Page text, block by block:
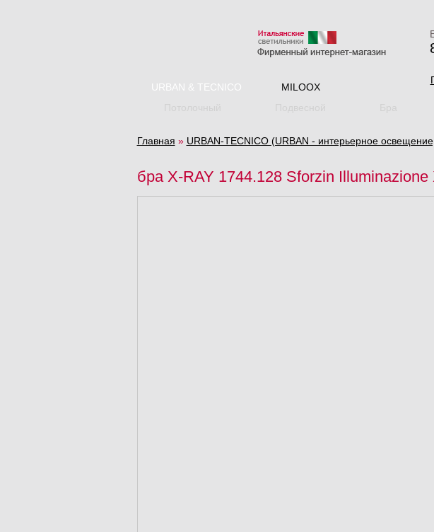
URBAN & TECNICO MILOOX
Главная » URBAN-TECNICO (URBAN - интерьерное
бра X-RAY 1744.128 Sforzin Illuminazione